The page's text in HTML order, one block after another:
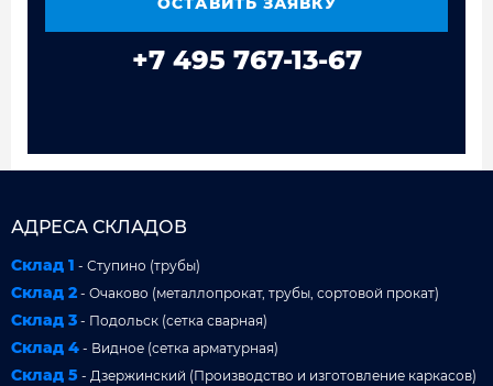
+7 495 767-13-67
АДРЕСА СКЛАДОВ
Склад 1 - Ступино (трубы)
Склад 2 - Очаково (металлопрокат, трубы, сортовой прокат)
Склад 3 - Подольск (сетка сварная)
Склад 4 - Видное (сетка арматурная)
Склад 5 - Дзержинский (Производство и изготовление каркасов)